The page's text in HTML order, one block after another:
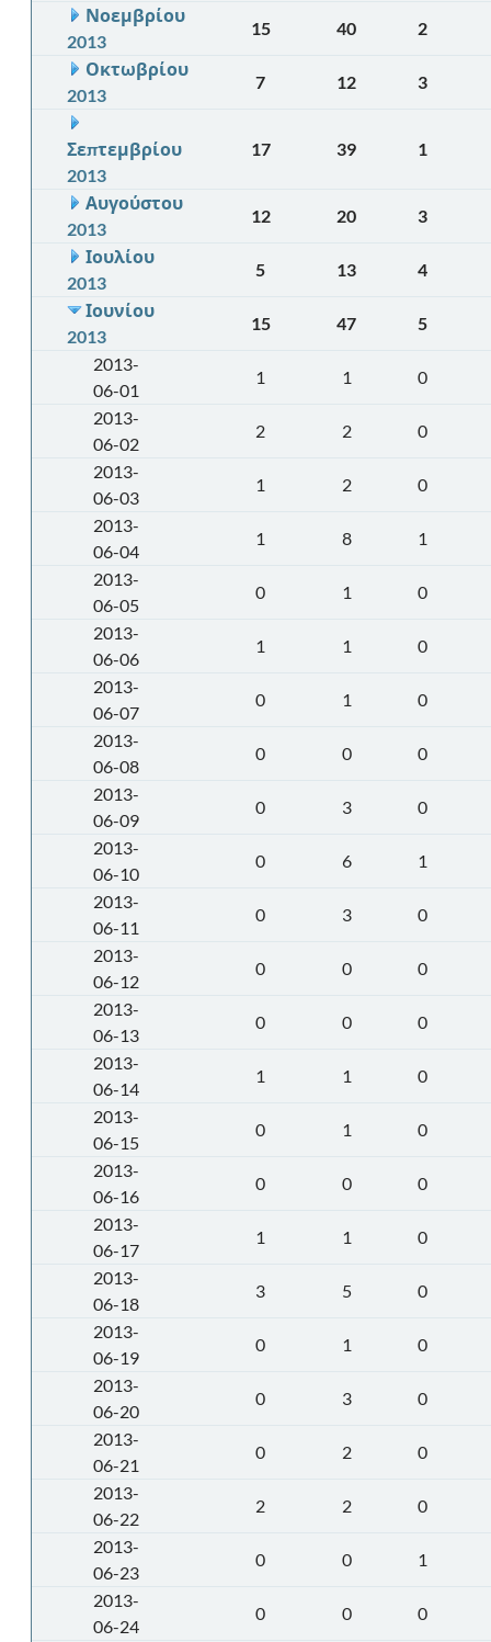
Νοεμβρίου
2013
15 40
2
Οκτωβρίου
2013
7 12 3
Σεπτεμβρίου
2013
17 39 1
Αυγούστου
2013
12 20
3
Ιουλίου
2013
5 13
4
Ιουνίου
2013
15 47
5
2013-
06-01
1 1
0
2013-
06-02
2 2
0
2013-
06-03
1 2
0
2013-
06-04
1 8
1
2013-
06-05
0 1
0
2013-
06-06
1 1
0
2013-
06-07
0 1
0
2013-
06-08
0 0
0
2013-
06-09
0 3
0
2013-
06-10
0 6
1
2013-
06-11
0 3
0
2013-
06-12
0 0
0
2013-
06-13
0 0
0
2013-
06-14
1 1
0
2013-
06-15
0 1
0
2013-
06-16
0 0
0
2013-
06-17
1 1
0
2013-
06-18
3 5
0
2013-
06-19
0 1
0
2013-
06-20
0 3
0
2013-
06-21
0 2
0
2013-
06-22
2 2
0
2013-
06-23
0 0
1
2013-
06-24
0 0
0